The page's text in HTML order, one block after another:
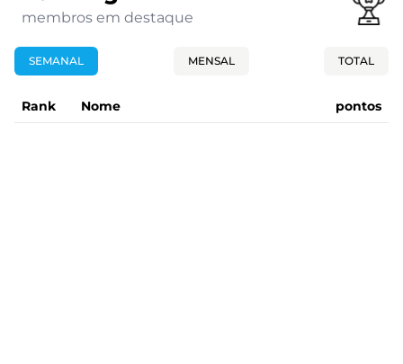
membros em destaque
SEMANAL MENSAL TOTAL
Rank Nome pontos